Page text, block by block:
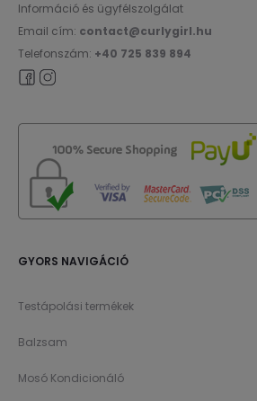
Információ és ügyfélszolgálat
Email cím: contact@curlygirl.hu
Telefonszám: +40 725 839 894
GYORS NAVIGÁCIÓ
Testápolási termékek
Balzsam
Mosó Kondicionáló